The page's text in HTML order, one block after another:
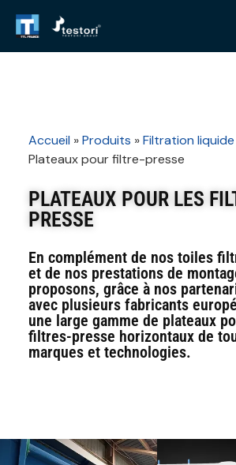
Accueil »Produits »Filtration liquide
Plateaux pour filtre-presse
PLATEAUX POUR LES
PRESSE
En complément de nos toiles
et de nos prestations de
proposons, grâce à nos
avec plusieurs fabricants
une large gamme de plateaux
filtres-presse horizontaux de
marques et technologies.